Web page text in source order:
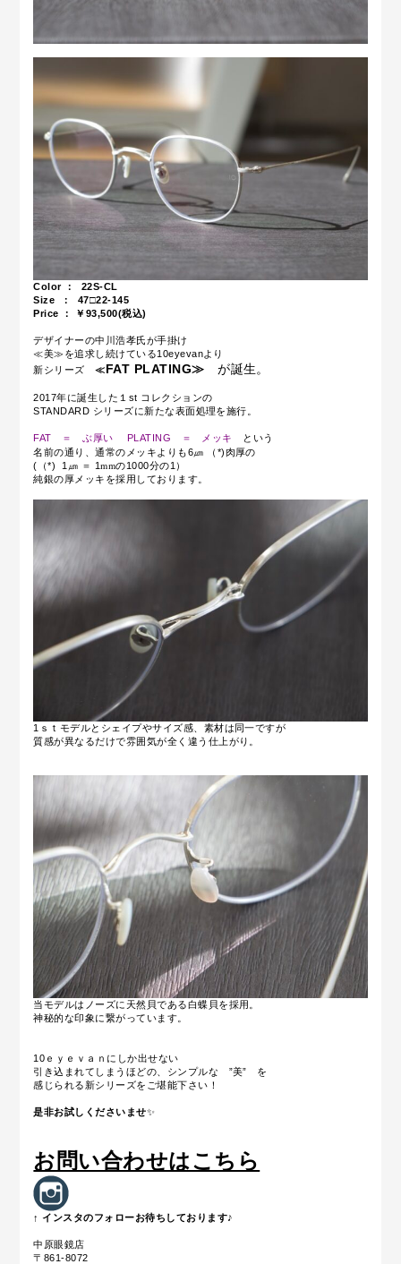
Color ：
22S-CL
Size ： 47□22-145
Price ： ￥93,500(税込)
デザイナーの中川浩孝氏が手掛け
≪美≫を追求し続けている10eyevanより
新シリーズ≪FAT PLATING≫が誕生。
2017年に誕生した１st コレクションの
STANDARD シリーズに新たな表面処理を施行。
FAT ＝ ぶ厚い PLATING ＝ メッキ
という
名前の通り、通常のメッキよりも6㎛ （*)肉厚の
(（*) 1 ㎛ ＝ 1mmの1000分の1）
純銀の厚メッキを採用しております。
1ｓｔモデルとシェイプやサイズ感、素材は同一ですが
質感が異なるだけで雰囲気が全く違う仕上がり。
当モデルはノーズに天然貝である白蝶貝を採用。
神秘的な印象に繋がっています。
10ｅｙｅｖａｎにしか出せない
引き込まれてしまうほどの、シンプルな ”美” を
感じられる新シリーズをご堪能下さい！
是非お試しくださいませ✨
お問い合わせはこちら
↑ インスタのフォローお待ちしております♪
中原眼鏡店
〒861-8072